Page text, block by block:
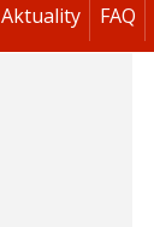
Aktuality FAQ